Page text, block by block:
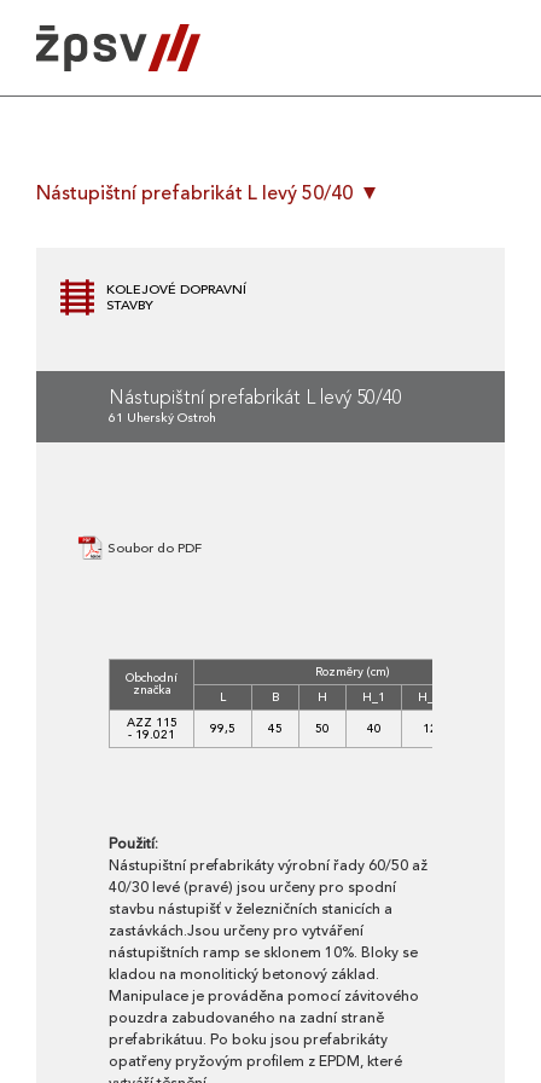
content
Nástupištní prefabrikát L levý 50/40
KOLEJOVÉ DOPRAVNÍ
STAVBY
Nástupištní prefabrikát L levý 50/40
61 Uherský Ostroh
Soubor do PDF
Obchodní
značka
Rozměry (cm)
L B H H_1 H_2
AZZ 115
- 19.021 99,5 45 50 40 12
Použití:
Nástupištní prefabrikáty výrobní řady 60/50 až
40/30 levé (pravé) jsou určeny pro spodní
stavbu nástupišť v železničních stanicích a
zastávkách.Jsou určeny pro vytváření
nástupištních ramp se sklonem 10%. Bloky se
kladou na monolitický betonový základ.
Manipulace je prováděna pomocí závitového
pouzdra zabudovaného na zadní straně
prefabrikátuu. Po boku jsou prefabrikáty
opatřeny pryžovým profilem z EPDM, které